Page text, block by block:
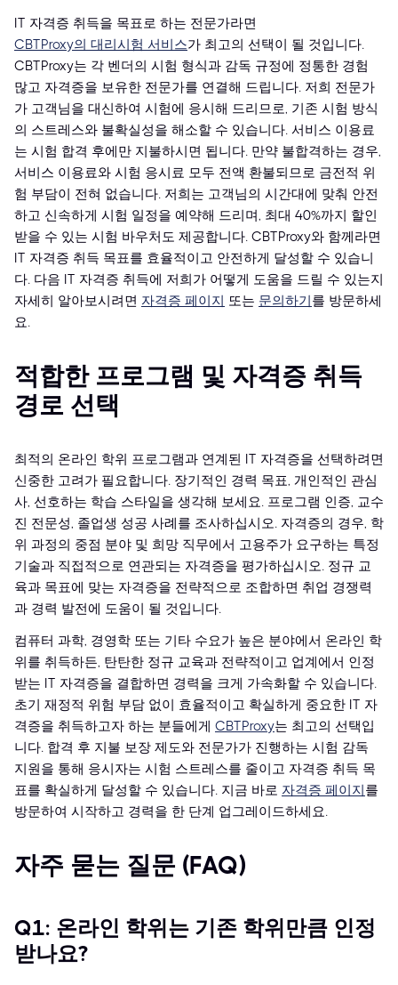
IT 자격증 취득을 목표로 하는 전문가라면
CBTProxy의 대리시험 서비스가 최고의 선택이 될 것입니다.
CBTProxy는 각 벤더의 시험 형식과 감독 규정에 정통한 경험
많고 자격증을 보유한 전문가를 연결해 드립니다. 저희 전문가
가 고객님을 대신하여 시험에 응시해 드리므로, 기존 시험 방식
의 스트레스와 불확실성을 해소할 수 있습니다. 서비스 이용료
는 시험 합격 후에만 지불하시면 됩니다. 만약 불합격하는 경우,
서비스 이용료와 시험 응시료 모두 전액 환불되므로 금전적 위
험 부담이 전혀 없습니다. 저희는 고객님의 시간대에 맞춰 안전
하고 신속하게 시험 일정을 예약해 드리며, 최대 40%까지 할인
받을 수 있는 시험 바우처도 제공합니다. CBTProxy와 함께라면
IT 자격증 취득 목표를 효율적이고 안전하게 달성할 수 있습니
다. 다음 IT 자격증 취득에 저희가 어떻게 도움을 드릴 수 있는지
자세히 알아보시려면 자격증 페이지 또는 문의하기를 방문하세
요.
적합한 프로그램 및 자격증 취득
경로 선택
최적의 온라인 학위 프로그램과 연계된 IT 자격증을 선택하려면
신중한 고려가 필요합니다. 장기적인 경력 목표, 개인적인 관심
사, 선호하는 학습 스타일을 생각해 보세요. 프로그램 인증, 교수
진 전문성, 졸업생 성공 사례를 조사하십시오. 자격증의 경우, 학
위 과정의 중점 분야 및 희망 직무에서 고용주가 요구하는 특정
기술과 직접적으로 연관되는 자격증을 평가하십시오. 정규 교
육과 목표에 맞는 자격증을 전략적으로 조합하면 취업 경쟁력
과 경력 발전에 도움이 될 것입니다.
컴퓨터 과학, 경영학 또는 기타 수요가 높은 분야에서 온라인 학
위를 취득하든, 탄탄한 정규 교육과 전략적이고 업계에서 인정
받는 IT 자격증을 결합하면 경력을 크게 가속화할 수 있습니다.
초기 재정적 위험 부담 없이 효율적이고 확실하게 중요한 IT 자
격증을 취득하고자 하는 분들에게 CBTProxy는 최고의 선택입
니다. 합격 후 지불 보장 제도와 전문가가 진행하는 시험 감독
지원을 통해 응시자는 시험 스트레스를 줄이고 자격증 취득 목
표를 확실하게 달성할 수 있습니다. 지금 바로 자격증 페이지를
방문하여 시작하고 경력을 한 단계 업그레이드하세요.
자주 묻는 질문 (FAQ)
Q1: 온라인 학위는 기존 학위만큼 인정
받나요?